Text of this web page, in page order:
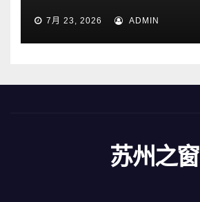
7月 23, 2026 ADMIN
苏州之窗